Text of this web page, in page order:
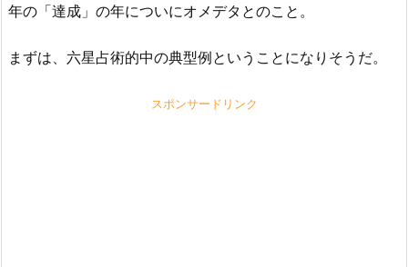
年の「達成」の年についにオメデタとのこと。
まずは、六星占術的中の典型例ということになりそうだ。
スポンサードリンク